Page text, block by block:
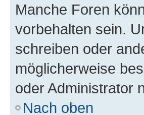
Manche Foren
vorbehalten sein.
schreiben oder
möglicherweise
oder Administrator
Nach oben